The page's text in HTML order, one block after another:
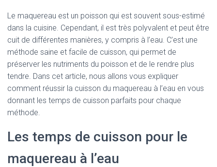
Le maquereau est un poisson qui est souvent sous-estimé
dans la cuisine. Cependant, il est très polyvalent et peut être
cuit de différentes manières, y compris à l’eau. C’est une
méthode saine et facile de cuisson, qui permet de
préserver les nutriments du poisson et de le rendre plus
tendre. Dans cet article, nous allons vous expliquer
comment réussir la cuisson du maquereau à l’eau en vous
donnant les temps de cuisson parfaits pour chaque
méthode.
Les temps de cuisson pour le
maquereau à l’eau